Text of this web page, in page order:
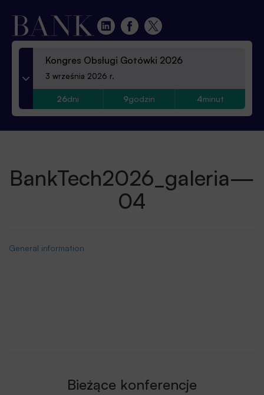
Kongres Obsługi Gotówki 2026
3 września 2026 r.
26dni 9godzin 4minut
BankTech2026_galeria—
04
General information
Bieżące konferencje